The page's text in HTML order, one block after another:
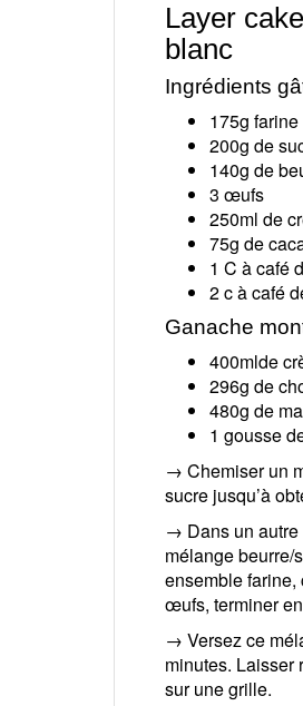
Layer
blanc
Ingrédients
175g farine
200g de
140g de
3 œufs
250ml de
75g de
1 C à café
2 c à café
Ganache
400mlde
296g de
480g de
1 gousse
→ Chemiser un
sucre jusqu’à
→ Dans un autre
mélange beurre/
ensemble
œufs, terminer
→ Versez ce
minutes. Laisser
sur une grille.